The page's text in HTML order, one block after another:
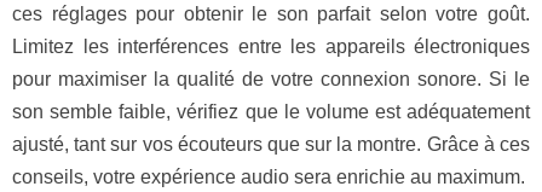
ces réglages pour obtenir le son parfait selon votre goût.
Limitez les interférences entre les appareils électroniques
pour maximiser la qualité de votre connexion sonore. Si le
son semble faible, vérifiez que le volume est adéquatement
ajusté, tant sur vos écouteurs que sur la montre. Grâce à ces
conseils, votre expérience audio sera enrichie au maximum.